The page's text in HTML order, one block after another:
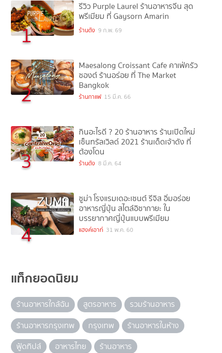
1
รีวิว Purple Laurel ร้านอาหารจีน สุด
พรีเมียม ที่ Gaysorn Amarin
ร้านดัง 9 ก.พ. 69
2
Maesalong Croissant Cafe คาเฟ่ครัว
ซองต์ ร้านอร่อย ที่ The Market
Bangkok
ร้านกาแฟ 15 มี.ค. 66
3
กินอะไรดี ? 20 ร้านอาหาร ร้านเปิดใหม่
เซ็นทรัลเวิลด์ 2021 ร้านเด็ดเจ้าดัง ที่
ต้องโดน
ร้านดัง 8 มี.ค. 64
4
ซูม่า โรงแรมเดอะเซนต์ รีจิส อิ่มอร่อย
อาหารญี่ปุ่น สไตล์อิซากายะ ใน
บรรยากาศญี่ปุ่นแบบพรีเมียม
แฮงค์เอาท์ 31 พ.ค. 60
แท็กยอดนิยม
ร้านอาหารใกล้ฉัน สูตรอาหาร
รวมร้านอาหาร
ร้านอาหารกรุงเทพ
กรุงเทพ
ร้านอาหารในห้าง
ฟู้ดทิปส์
อาหารไทย
ร้านอาหาร